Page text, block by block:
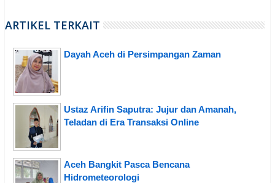
ARTIKEL TERKAIT
Dayah Aceh di Persimpangan Zaman
Ustaz Arifin Saputra: Jujur dan Amanah,
Teladan di Era Transaksi Online
Aceh Bangkit Pasca Bencana
Hidrometeorologi